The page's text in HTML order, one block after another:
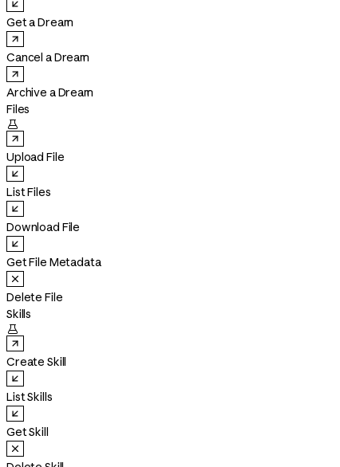
Get a Dream
Cancel a Dream
Archive a Dream
Files

Upload File
List Files
Download File
Get File Metadata
Delete File
Skills

Create Skill
List Skills
Get Skill